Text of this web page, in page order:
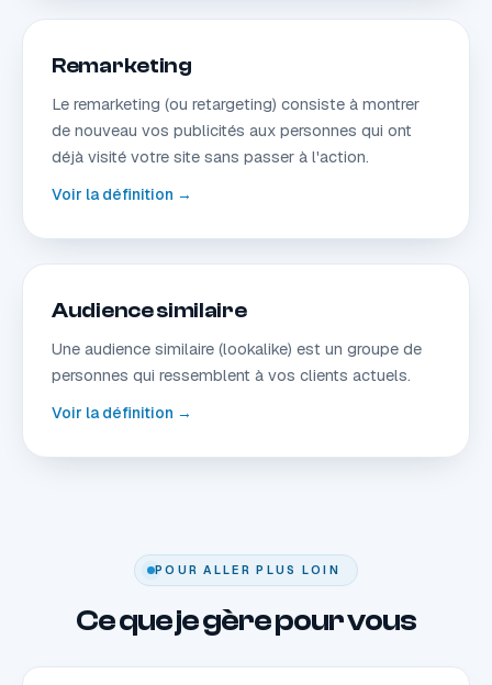
Remarketing
Le remarketing (ou retargeting) consiste à montrer
de nouveau vos publicités aux personnes qui ont
déjà visité votre site sans passer à l'action.
Voir la définition →
Audience similaire
Une audience similaire (lookalike) est un groupe de
personnes qui ressemblent à vos clients actuels.
Voir la définition →
POUR ALLER PLUS LOIN
Ce que je gère pour vous